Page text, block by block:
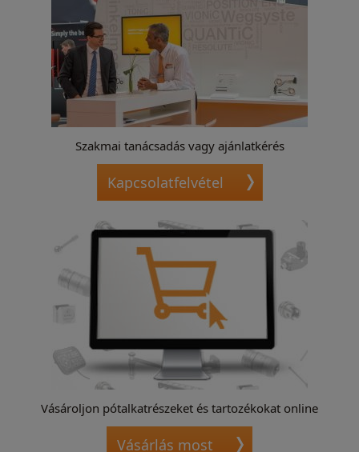
Szakmai tanácsadás vagy ajánlatkérés
Kapcsolatfelvétel
Vásároljon pótalkatrészeket és tartozékokat online
Vásárlás most